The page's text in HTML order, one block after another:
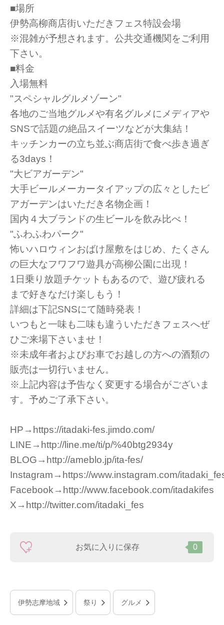
■場所
伊勢高柳商店街いただきフェス特設会場
※混雑が予想されます。公共交通機関をご利用
下さい。
■料金
入場無料
"スペシャルグルメゾーン"
各地のご当地グルメや有名グルメにメディアや
SNSで話題の絶品スイーツなどが大集結！
キッチンカーの立ち並ぶ商店街で食べ歩き過ぎ
る3days！
"大ビアガーデン"
大手ビールメーカータイアップの広々としたビ
アガーデンはいただき名物企画！
国内４大ブランドの生ビールを飲み比べ！
"ふわふわパーク"
怖いハロウィンおばけ屋敷をはじめ、たくさん
の巨大なフワフワ遊具が高柳公園に出現！
1日乗り放題チケットもあるので、遊び疲れる
まで好きなだけ楽しもう！
詳細は下記SNSにて随時発表！
いつもと一味も二味も違ういただきフェスへぜ
ひご来場下さいませ！
※未成年者およびお車でお越しの方への酒類の
販売は一切行いません。
※上記内容は予告なく変更する場合がございま
す。予めご了承下さい。
HP→https://itadaki-fes.jimdo.com/
LINE→http://line.me/ti/p/%40btg2934y
BLOG→http://ameblo.jp/ita-fes/
Instagram→https://www.instagram.com/
Facebook→http://www.facebook.com/itadakifes
X→http://twitter.com/itadaki_fes
お気に入りに保存 0
伊勢志摩地域 祭り グルメ